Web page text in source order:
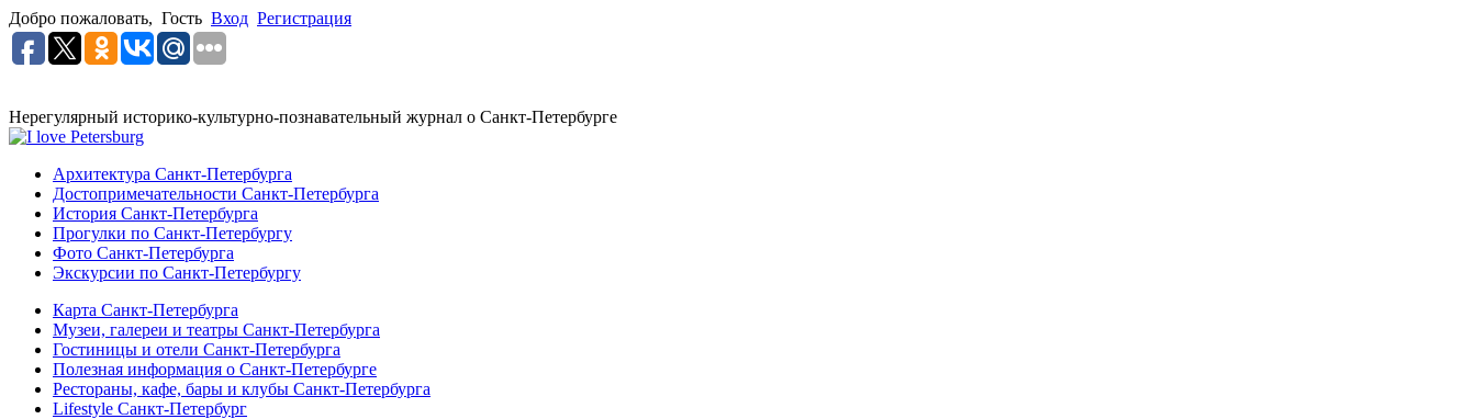
Добро пожаловать, Гость Вход Регистрация
Нерегулярный историко-культурно-познавательный журнал о Санкт-Петербурге
Архитектура Санкт-Петербурга
Достопримечательности Санкт-Петербурга
История Санкт-Петербурга
Прогулки по Санкт-Петербургу
Фото Санкт-Петербурга
Экскурсии по Санкт-Петербургу
Карта Санкт-Петербурга
Музеи, галереи и театры Санкт-Петербурга
Гостиницы и отели Санкт-Петербурга
Полезная информация о Санкт-Петербурге
Рестораны, кафе, бары и клубы Санкт-Петербурга
Lifestyle Санкт-Петербург